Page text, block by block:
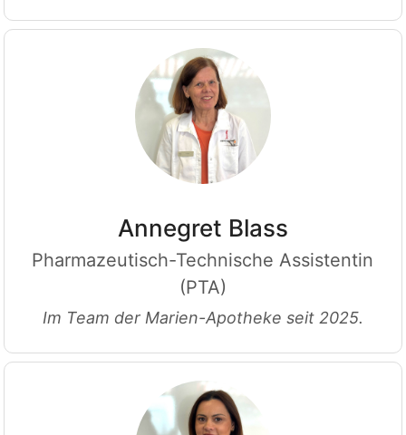
Annegret Blass
Pharmazeutisch-Technische Assistentin
(PTA)
Im Team der Marien-Apotheke seit 2025.